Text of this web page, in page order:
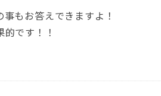
もお答えできますよ！
です！！